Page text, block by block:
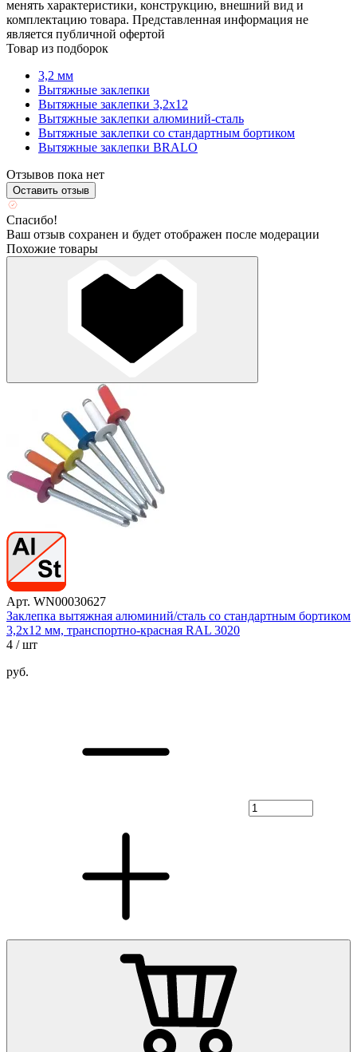
менять характеристики, конструкцию, внешний вид и
комплектацию товара. Представленная информация не
является публичной офертой
Товар из подборок
3,2 мм
Вытяжные заклепки
Вытяжные заклепки 3,2х12
Вытяжные заклепки алюминий-сталь
Вытяжные заклепки со стандартным бортиком
Вытяжные заклепки BRALO
Отзывов пока нет
Оставить отзыв
Спасибо!
Ваш отзыв сохранен и будет отображен после модерации
Похожие товары
Арт. WN00030627
Заклепка вытяжная алюминий/сталь со стандартным бортиком
3,2х12 мм, транспортно-красная RAL 3020
4 / шт
руб.